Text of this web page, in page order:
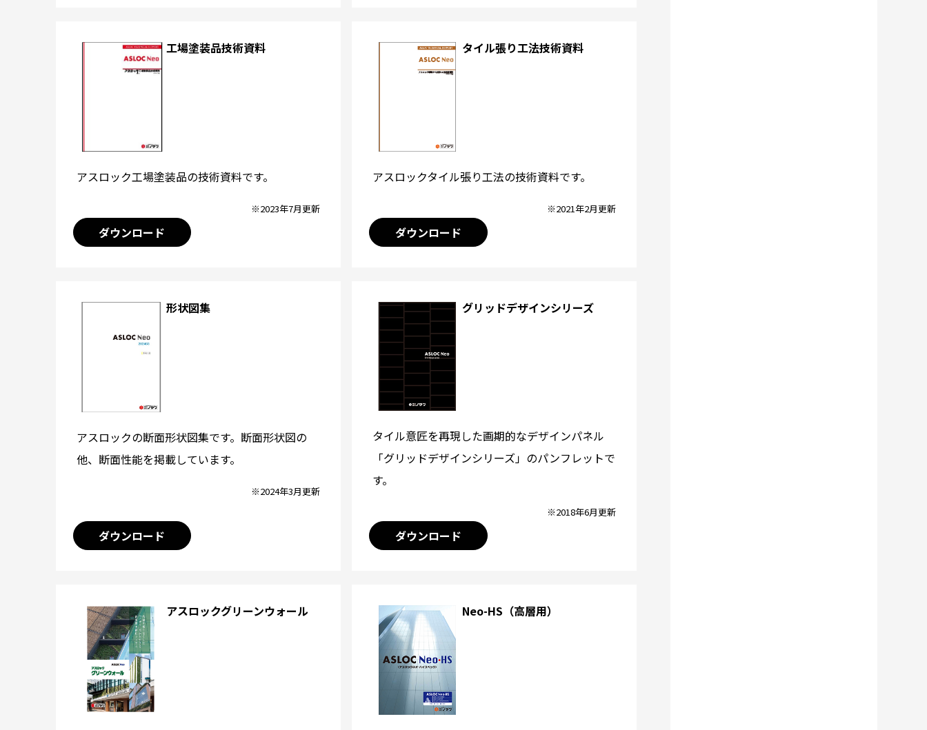
工場塗装品技術資料
アスロック工場塗装品の技術資料です。
※2023年7月更新
ダウンロード
タイル張り工法技術資料
アスロックタイル張り工法の技術資料です。
※2021年2月更新
ダウンロード
形状図集
アスロックの断面形状図集です。断面形状図の
他、断面性能を掲載しています。
※2024年3月更新
ダウンロード
グリッドデザインシリーズ
タイル意匠を再現した画期的なデザインパネル
「グリッドデザインシリーズ」のパンフレットで
す。
※2018年6月更新
ダウンロード
アスロックグリーンウォール Neo-HS（高層用）